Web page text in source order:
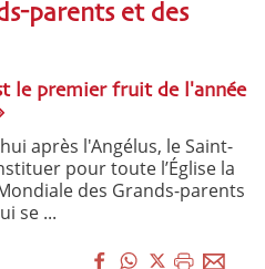
parents et des
le premier fruit de l'année
après l'Angélus, le Saint-
pour toute l’Église la
des Grands-parents
se ...